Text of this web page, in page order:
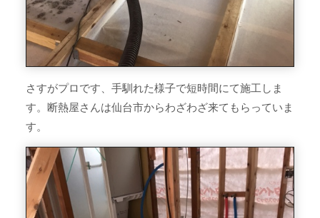
さすがプロです、手馴れた様子で短時間にて施工しま
す。断熱屋さんは仙台市からわざわざ来てもらっていま
す。